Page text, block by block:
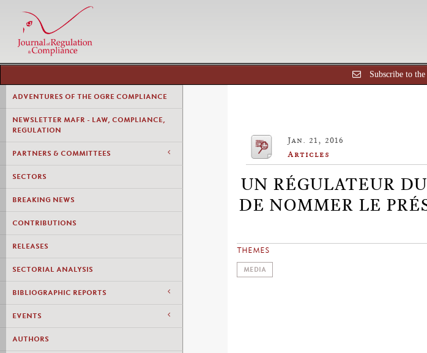
Subscribe to
ADVENTURES OF THE OGRE COMPLIANCE
NEWSLETTER MAFR - LAW, COMPLIANCE,
REGULATION
PARTNERS & COMMITTEES
SECTORS
BREAKING NEWS
CONTRIBUTIONS
RELEASES
SECTORIAL ANALYSIS
BIBLIOGRAPHIC REPORTS
EVENTS
AUTHORS
Jan. 21, 2016
Articles
UN RÉGULATEUR
DE NOMMER LE
THEMES
MEDIA